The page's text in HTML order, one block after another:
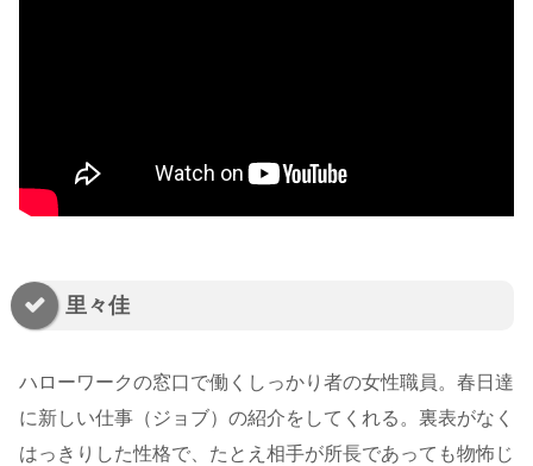
里々佳
ハローワークの窓口で働くしっかり者の女性職員。春日達
に新しい仕事（ジョブ）の紹介をしてくれる。裏表がなく
はっきりした性格で、たとえ相手が所長であっても物怖じ